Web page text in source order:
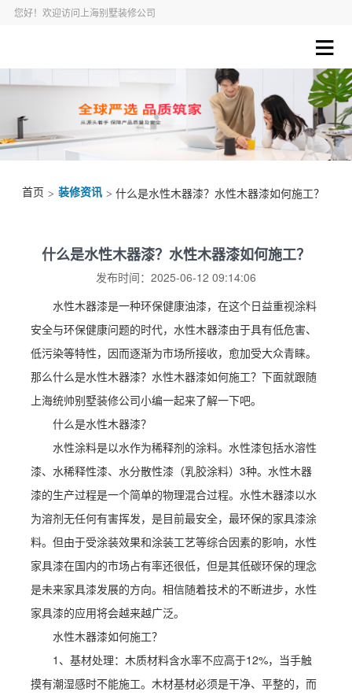
您好！欢迎访问上海别墅装修公司
首页 > 装修资讯 > 什么是水性木器漆？水性木器漆如何施工？
什么是水性木器漆？水性木器漆如何施工？
发布时间：2025-06-12 09:14:06
水性木器漆是一种环保健康油漆，在这个日益重视涂料
安全与环保健康问题的时代，水性木器漆由于具有低危害、
低污染等特性，因而逐渐为市场所接收，愈加受大众青睐。
那么什么是水性木器漆？水性木器漆如何施工？下面就跟随
上海统帅别墅装修公司小编一起来了解一下吧。
什么是水性木器漆？
水性涂料是以水作为稀释剂的涂料。水性漆包括水溶性
漆、水稀释性漆、水分散性漆（乳胶涂料）3种。水性木器
漆的生产过程是一个简单的物理混合过程。水性木器漆以水
为溶剂无任何有害挥发，是目前最安全，最环保的家具漆涂
料。但由于受涂装效果和涂装工艺等综合因素的影响，水性
家具漆在国内的市场占有率还很低，但是其低碳环保的理念
是未来家具漆发展的方向。相信随着技术的不断进步，水性
家具漆的应用将会越来越广泛。
水性木器漆如何施工？
1、基材处理：木质材料含水率不应高于12%，当手触
摸有潮湿感时不能施工。木材基材必须是干净、平整的，而